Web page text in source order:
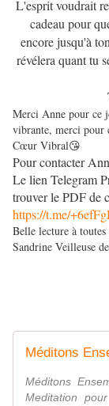
L'esprit voudrait
cadeau pour
encore jusqu'à
révélera quant tu
Merci Anne pour ce
vibrante, merci pour
Cœur Vibral😘
Pour contacter
Le lien Telegram
trouver le PDF de
https://t.me/
Belle lecture à toutes
Sandrine Veilleuse
Méditons
Meditation